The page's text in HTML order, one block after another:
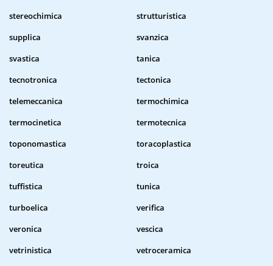
stereochimica
strutturistica
supplica
svanzica
svastica
tanica
tecnotronica
tectonica
telemeccanica
termochimica
termocinetica
termotecnica
toponomastica
toracoplastica
toreutica
troica
tuffistica
tunica
turboelica
verifica
veronica
vescica
vetrinistica
vetroceramica